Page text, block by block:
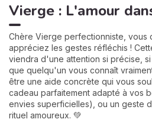
Vierge : L'amour
Chère Vierge perfectionniste, vous
appréciez les gestes réfléchis !
viendra d'une attention si précise,
que quelqu'un vous connaît
être une aide concrète qui vous
cadeau parfaitement adapté à vos
envies superficielles), ou un geste
rituel amoureux. 💚